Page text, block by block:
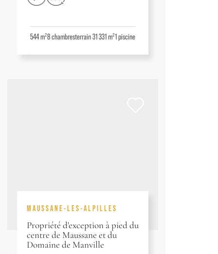
544 m²8chambresterrain 31 331 m²1piscine
MAUSSANE-LES-ALPILLES
Propriété d'exception à pied du
centre de Maussane et du
Domaine de Manville